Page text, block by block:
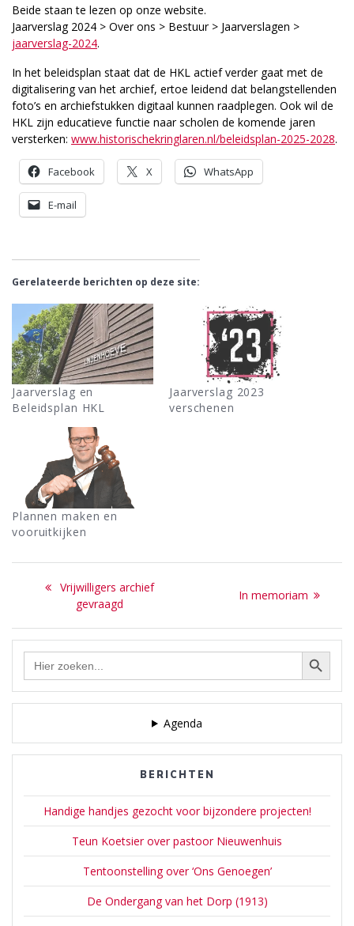
Beide staan te lezen op onze website.
Jaarverslag 2024 > Over ons > Bestuur > Jaarverslagen >
jaarverslag-2024.
In het beleidsplan staat dat de HKL actief verder gaat met de
digitalisering van het archief, ertoe leidend dat belangstellenden
foto’s en archiefstukken digitaal kunnen raadplegen. Ook wil de
HKL zijn educatieve functie naar scholen de komende jaren
versterken: www.historischekringlaren.nl/beleidsplan-2025-2028.
Facebook X WhatsApp
E-mail
Gerelateerde berichten op deze site:
Jaarverslag en
Beleidsplan HKL
Jaarverslag 2023
verschenen
Plannen maken en
vooruitkijken
Bericht
navigatie
Previous
post:
Vrijwilligers archief
gevraagd
Next
In memoriam
Zoek Zoekknop
Agenda
BERICHTEN
Handige handjes gezocht voor bijzondere projecten!
Teun Koetsier over pastoor Nieuwenhuis
Tentoonstelling over ‘Ons Genoegen’
De Ondergang van het Dorp (1913)